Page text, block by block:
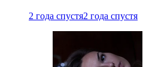
2 года спустя2 года спустя